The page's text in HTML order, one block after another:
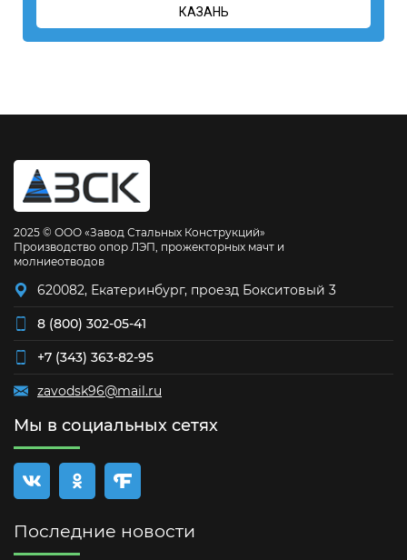
КАЗАНЬ
2025 © ООО «Завод Стальных Конструкций»
Производство опор ЛЭП, прожекторных мачт и
молниеотводов
620082, Екатеринбург, проезд Бокситовый 3
8 (800) 302-05-41
+7 (343) 363-82-95
zavodsk96@mail.ru
Мы в социальных сетях
Последние новости